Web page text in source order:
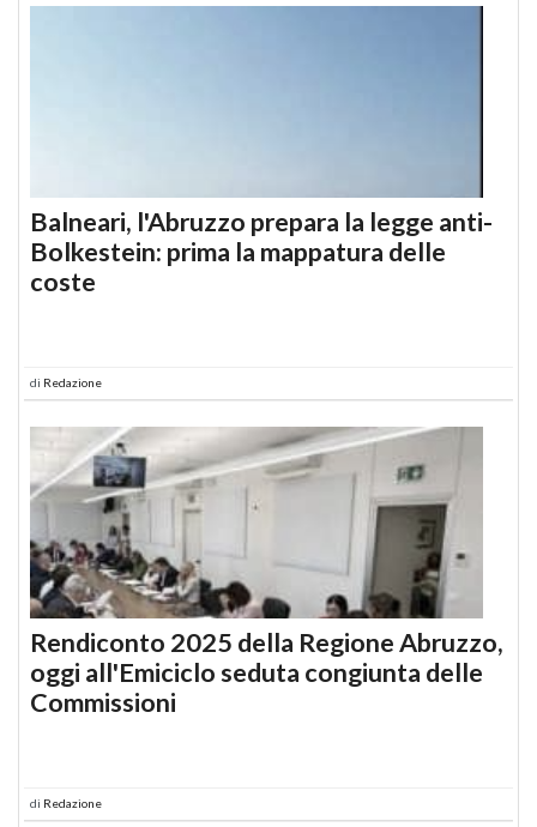
Balneari, l'Abruzzo prepara la legge anti-
Bolkestein: prima la mappatura delle
coste
di Redazione
Rendiconto 2025 della Regione Abruzzo,
oggi all'Emiciclo seduta congiunta delle
Commissioni
di Redazione